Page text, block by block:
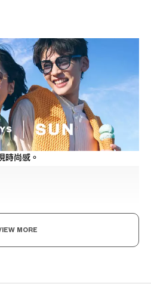
時尚感。
光並保護您的眼睛避免受紫外線傷
MORE